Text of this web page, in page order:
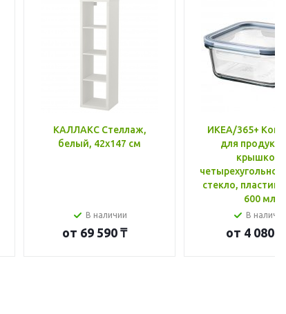
КАЛЛАКС Стеллаж,
белый, 42x147 см
В наличии
от 69 590 ₸
ИКЕА/365+
для
крышкой,
стекло, пластик
600 мл
В
от 4 080 ₸